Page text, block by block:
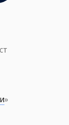
»